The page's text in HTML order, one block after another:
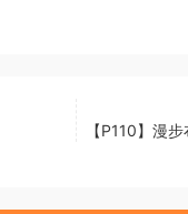
【P110】漫